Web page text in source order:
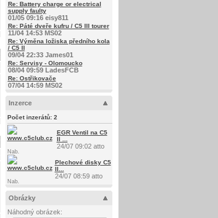
Re: Battery charge or electrical
supply faulty
01/05 09:16 eisy811
Re: Páté dveře kufru / C5 III tourer
11/04 14:53 MS02
Re: Výměna ložiska předního kola
/ C5 II
09/04 22:33 James01
Re: Servisy - Olomoucko
08/04 09:59 LadesFCB
Re: Ostřikovače
07/04 14:59 MS02
Inzerce
Počet inzerátů: 2
Nab.
EGR Ventil na C5
II ...
24/07 09:02 atto
Nab.
Plechové disky C5
II...
24/07 08:59 atto
Obrázky
Náhodný obrázek: